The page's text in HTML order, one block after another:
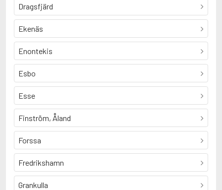
Dragsfjärd
Ekenäs
Enontekis
Esbo
Esse
Finström, Åland
Forssa
Fredrikshamn
Grankulla